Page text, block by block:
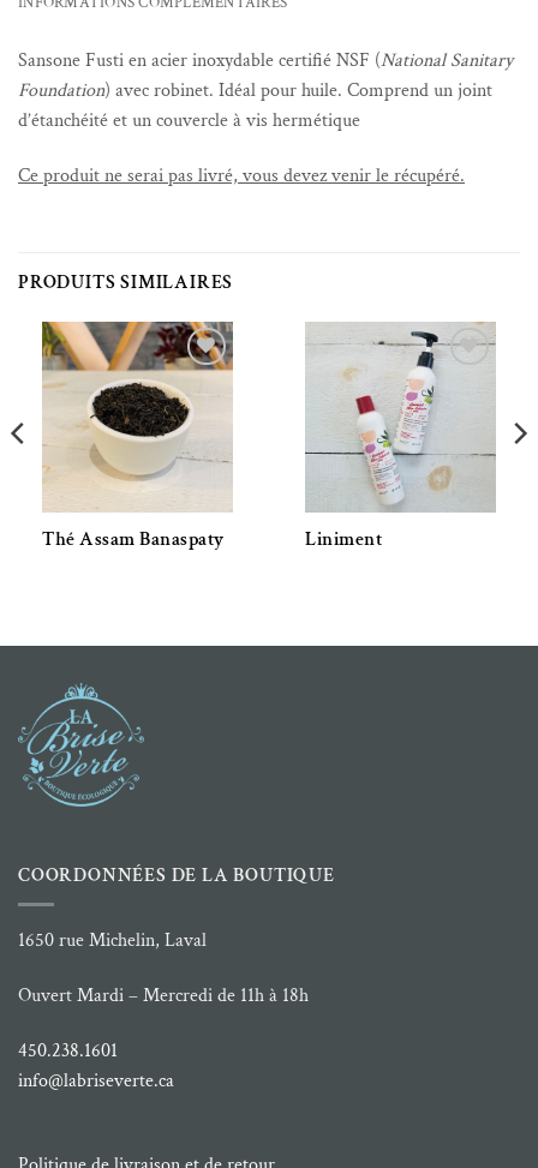
Sansone Fusti en acier inoxydable certifié NSF (National Sanitary
Foundation) avec robinet. Idéal pour huile. Comprend un joint
d’étanchéité et un couvercle à vis hermétique
Ce produit ne serai pas livré, vous devez venir le récupéré.
PRODUITS SIMILAIRES
Ajouter à la liste de souhaits
Thé Assam Banaspaty
Ajouter à la liste de souhaits
Liniment
COORDONNÉES DE LA BOUTIQUE
1650 rue Michelin, Laval
Ouvert Mardi – Mercredi de 11h à 18h
450.238.1601
info@labriseverte.ca